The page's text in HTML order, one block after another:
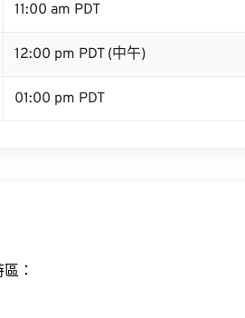
11:00 am PDT
12:00 pm PDT (中午)
01:00 pm PDT
：